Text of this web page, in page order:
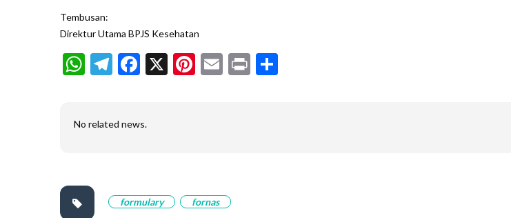
Tembusan:
Direktur Utama BPJS Kesehatan
WhatsApp
Telegram
Facebook
X Pinterest
Email
Print
No related news.
formulary fornas